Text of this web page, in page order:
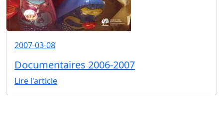
2007-03-08
Documentaires 2006-2007
Lire l'article